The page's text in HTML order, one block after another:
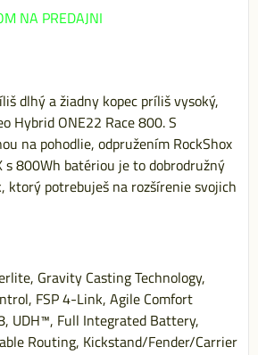
NA PREDAJNI
dlhý a žiadny kopec príliš vysoký,
Hybrid ONE22 Race 800. S
na pohodlie, odpružením RockShox
s 800Wh batériou je to dobrodružný
ktorý potrebuješ na rozšírenie svojich
Gravity Casting Technology,
FSP 4-Link, Agile Comfort
UDH™, Full Integrated Battery,
Routing, Kickstand/Fender/Carrier